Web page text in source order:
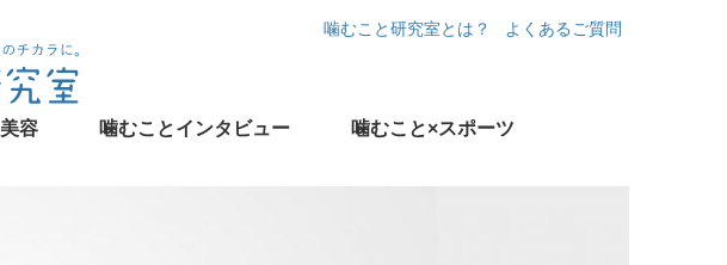
噛むこと研究室とは？ よくあるご質問
美容 噛むことインタビュー 噛むこと×スポーツ